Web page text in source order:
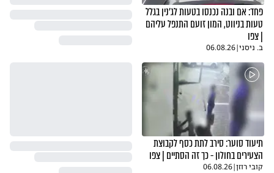
פחד: אם ובנה נכנסו בטעות לג'נין בגלל
טעות בניווט, המון זועם התנפל עליהם
| צפו
ב. ניסני|
06.08.26
תיעוד סוער: סירב לתת כסף לקבוצת
הצעירים בחולון - כך זה הסתיים | צפו
קובי רוזן|
06.08.26